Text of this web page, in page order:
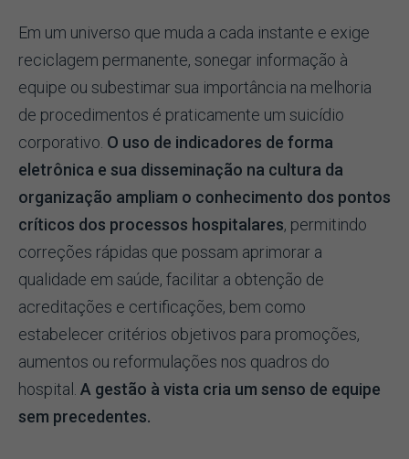
Em um universo que muda a cada instante e exige
reciclagem permanente, sonegar informação à
equipe ou subestimar sua importância na melhoria
de procedimentos é praticamente um suicídio
corporativo. O uso de indicadores de forma
eletrônica e sua disseminação na cultura da
organização ampliam o conhecimento dos pontos
críticos dos processos hospitalares, permitindo
correções rápidas que possam aprimorar a
qualidade em saúde, facilitar a obtenção de
acreditações e certificações, bem como
estabelecer critérios objetivos para promoções,
aumentos ou reformulações nos quadros do
hospital. A gestão à vista cria um senso de equipe
sem precedentes.